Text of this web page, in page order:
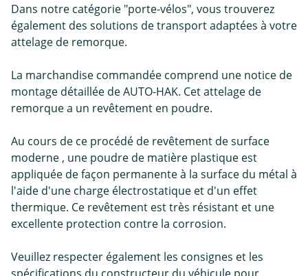
Dans notre catégorie "porte-vélos", vous trouverez
également des solutions de transport adaptées à votre
attelage de remorque.
La marchandise commandée comprend une notice de
montage détaillée de AUTO-HAK. Cet attelage de
remorque a un revêtement en poudre.
Au cours de ce procédé de revêtement de surface
moderne , une poudre de matière plastique est
appliquée de façon permanente à la surface du métal à
l'aide d'une charge électrostatique et d'un effet
thermique. Ce revêtement est très résistant et une
excellente protection contre la corrosion.
Veuillez respecter également les consignes et les